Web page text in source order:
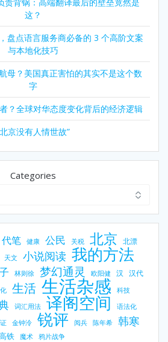
这？
盘点语言服务商必备的 3 个高阶文案
与本地化技巧
母？美国真正害怕的其实不是这个数
字
？全球对华态度变化背后的经济逻辑
京没有人情世故”
Categories
代笔 健康 公民 关税 北京 北漂
天文 小说阅读 我的方法
林则徐 梦幻通灵 欧阳健 汉 汉代
生活 生活杂感 科技
词汇用法 译阁空间 语法化
金钟泠 锐评 阅兵 陈年希 韩寒
铁 魔术 鸦片战争